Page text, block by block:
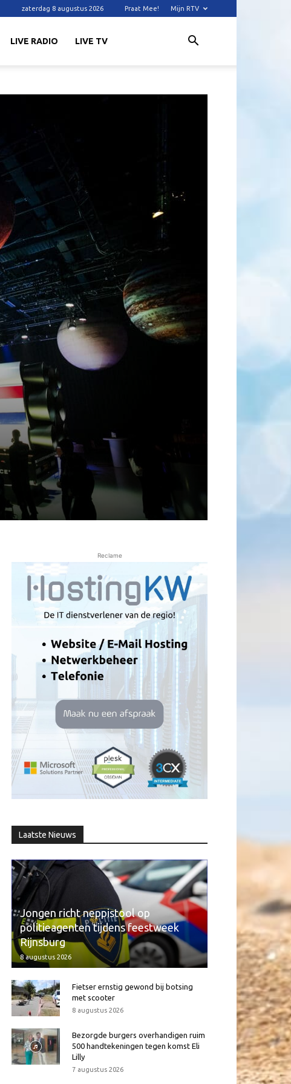
zaterdag 8 augustus 2026 Praat Mee! Mijn RTV
LIVE RADIO LIVE TV
Reclame
Laatste Nieuws
Jongen richt neppistool op
politieagenten tijdens feestweek
Rijnsburg
8 augustus 2026
Fietser ernstig gewond bij botsing
met scooter
8 augustus 2026
Bezorgde burgers overhandigen ruim
500 handtekeningen tegen komst Eli
Lilly
7 augustus 2026